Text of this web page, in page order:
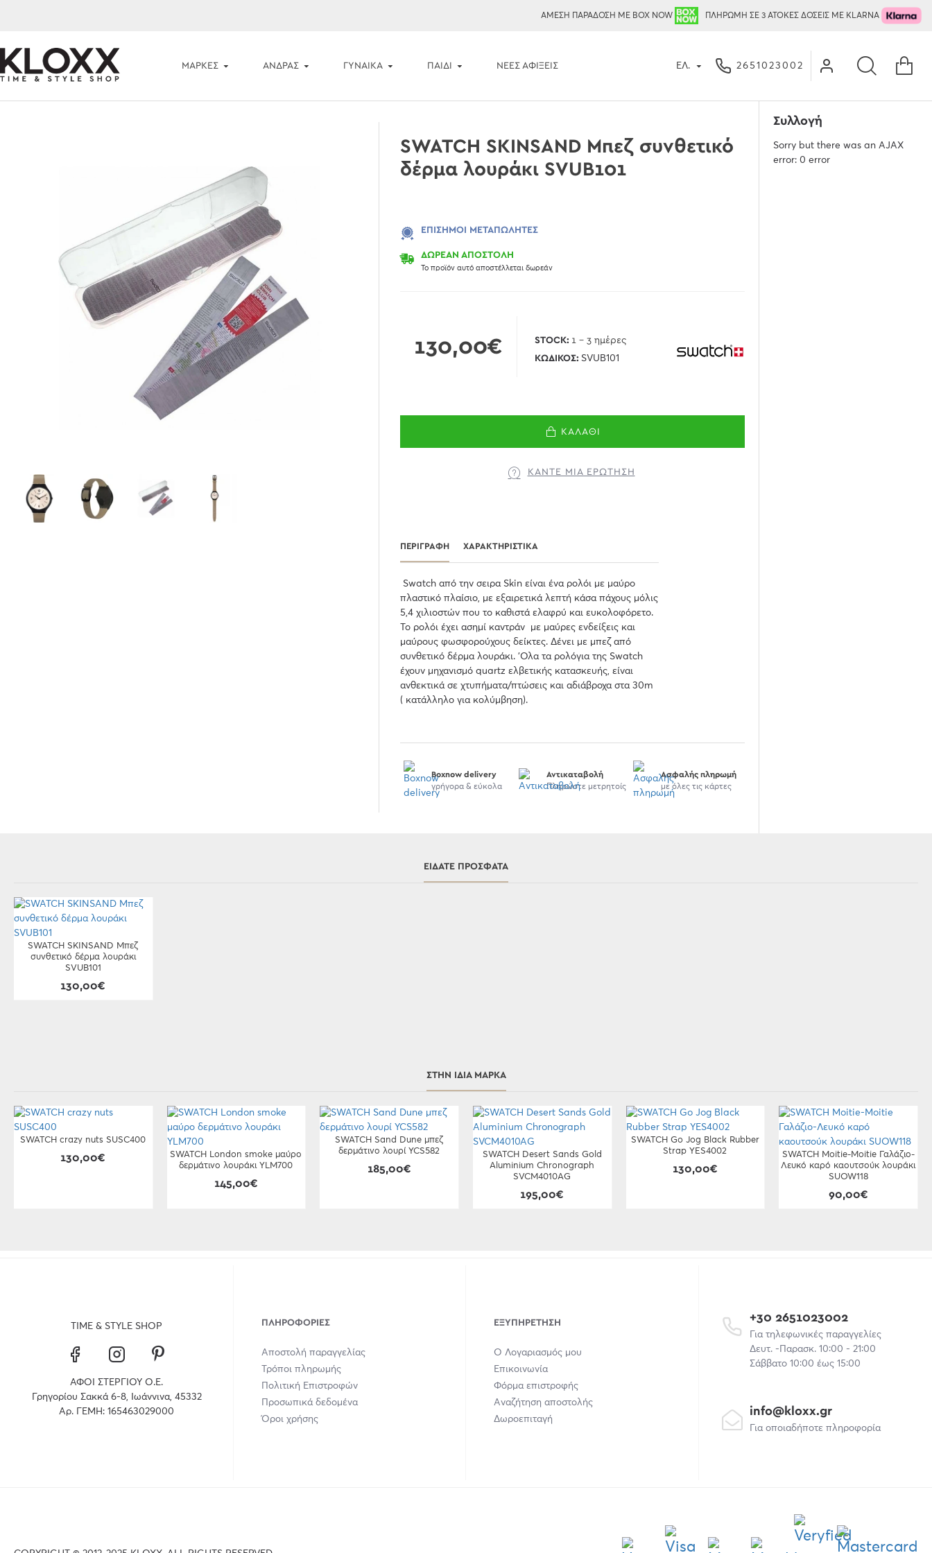
ΑΜΕΣΗ ΠΑΡΑΔΟΣΗ ΜΕ BOX NOW ΠΛΗΡΩΜΗ ΣΕ 3 ΑΤΟΚΕΣ ΔΟΣΕΙΣ ΜΕ KLARNA
ΜΆΡΚΕΣ ΑΝΔΡΑΣ ΓΥΝΑΙΚΑ ΠΑΙΔΙ ΝΈΕΣ ΑΦΊΞΕΙΣ ΕΛ. 2651023002
SWATCH SKINSAND Μπεζ συνθετικό
δέρμα λουράκι SVUB101
ΔΩΡΕΑΝ ΑΠΟΣΤΟΛΗ
Το προϊόν αυτό αποστέλλεται δωρεάν
ΕΠΊΣΗΜΟΙ ΜΕΤΑΠΩΛΗΤΈΣ
130,00€ STOCK: 1 - 3 ημέρες
ΚΩΔΙΚΌΣ: SVUB101
ΚΑΛΆΘΙ
ΚΆΝΤΕ ΜΊΑ ΕΡΏΤΗΣΗ
ΠΕΡΙΓΡΑΦΉ ΧΑΡΑΚΤΗΡΙΣΤΙΚΆ
Swatch από την σειρα Skin είναι ένα ρολόι με μαύρο
πλαστικό πλαίσιο, με εξαιρετικά λεπτή κάσα πάχους μόλις
5,4 χιλιοστών που το καθιστά ελαφρύ και ευκολοφόρετο.
Το ρολόι έχει ασημί καντράν με μαύρες ενδείξεις και
μαύρους φωσφορούχους δείκτες. Δένει με μπεζ από
συνθετικό δέρμα λουράκι. 'Ολα τα ρολόγια της Swatch
έχουν μηχανισμό quartz ελβετικής κατασκευής, είναι
ανθεκτικά σε χτυπήματα/πτώσεις και αδιάβροχα στα 30m
( κατάλληλο για κολύμβηση).
Boxnow delivery
γρήγορα & εύκολα
Αντικαταβολή
Πληρώστε μετρητοίς
Ασφαλής πληρωμή
με όλες τις κάρτες
Συλλογή
Sorry but there was an AJAX
error: 0 error
ΕΊΔΑΤΕ ΠΡΌΣΦΑΤΑ
SWATCH SKINSAND Μπεζ
συνθετικό δέρμα λουράκι
SVUB101
130,00€
ΣΤΗΝ ΊΔΙΑ ΜΆΡΚΑ
SWATCH crazy nuts SUSC400
130,00€
SWATCH London smoke μαύρο
δερμάτινο λουράκι YLM700
145,00€
SWATCH Sand Dune μπεζ
δερμάτινο λουρί YCS582
185,00€
SWATCH Desert Sands Gold
Aluminium Chronograph
SVCM4010AG
195,00€
SWATCH Go Jog Black Rubber
Strap YES4002
130,00€
SWATCH Moitie-Moitie Γαλάζιο-
Λευκό καρό καουτσούκ λουράκι
SUOW118
90,00€
TIME & STYLE SHOP
ΑΦΟΙ ΣΤΕΡΓΙΟΥ Ο.Ε.
Γρηγορίου Σακκά 6-8, Ιωάννινα, 45332
Αρ. ΓΕΜΗ: 165463029000
ΠΛΗΡΟΦΟΡΊΕΣ
Αποστολή παραγγελίας
Τρόποι πληρωμής
Πολιτική Επιστροφών
Προσωπικά δεδομένα
Όροι χρήσης
ΕΞΥΠΗΡΈΤΗΣΗ
Ο Λογαριασμός μου
Επικοινωνία
Φόρμα επιστροφής
Αναζήτηση αποστολής
Δωροεπιταγή
+30 2651023002
Για τηλεφωνικές παραγγελίες
Δευτ. -Παρασκ. 10:00 - 21:00
Σάββατο 10:00 έως 15:00
info@kloxx.gr
Για οποιαδήποτε πληροφορία